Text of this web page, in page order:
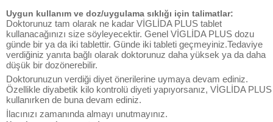
Uygun kullanım ve doz/uygulama sıklığı için talimatlar:
Doktorunuz tam olarak ne kadar VİGLİDA PLUS tablet
kullanacağınızı size söyleyecektir. Genel VİGLİDA PLUS dozu
günde bir ya da iki tablettir. Günde iki tableti geçmeyiniz.Tedaviye
verdiğiniz yanıta bağlı olarak doktorunuz daha yüksek ya da daha
düşük bir dozönerebilir.
Doktorunuzun verdiği diyet önerilerine uymaya devam ediniz.
Özellikle diyabetik kilo kontrolü diyeti yapıyorsanız, VİGLİDA PLUS
kullanırken de buna devam ediniz.
İlacınızı zamanında almayı unutmayınız.